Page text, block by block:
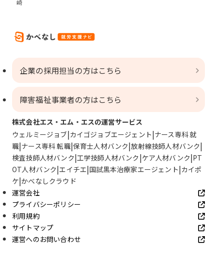
崎
企業の採用担当の方はこちら
障害福祉事業者の方はこちら
株式会社エス・エム・エスの運営サービス
ウェルミージョブ カイゴジョブエージェント ナース専科 就
職 ナース専科 転職 保育士人材バンク 放射線技師人材バンク
検査技師人材バンク 工学技師人材バンク ケア人材バンク PT
OT人材バンク エイチエ 国試黒本治療家エージェント カイポ
ケ かべなしクラウド
運営会社
プライバシーポリシー
利用規約
サイトマップ
運営へのお問い合わせ